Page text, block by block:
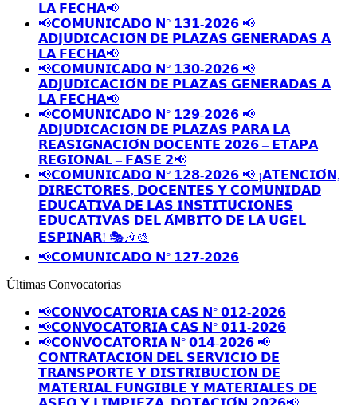
𝗟𝗔 𝗙𝗘𝗖𝗛𝗔📢
📢𝗖𝗢𝗠𝗨𝗡𝗜𝗖𝗔𝗗𝗢 𝗡° 𝟭𝟯𝟭-𝟮𝟬𝟮𝟲 📢
𝗔𝗗𝗝𝗨𝗗𝗜𝗖𝗔𝗖𝗜𝗢́𝗡 𝗗𝗘 𝗣𝗟𝗔𝗭𝗔𝗦 𝗚𝗘𝗡𝗘𝗥𝗔𝗗𝗔𝗦 𝗔
𝗟𝗔 𝗙𝗘𝗖𝗛𝗔📢
📢𝗖𝗢𝗠𝗨𝗡𝗜𝗖𝗔𝗗𝗢 𝗡° 𝟭𝟯𝟬-𝟮𝟬𝟮𝟲 📢
𝗔𝗗𝗝𝗨𝗗𝗜𝗖𝗔𝗖𝗜𝗢́𝗡 𝗗𝗘 𝗣𝗟𝗔𝗭𝗔𝗦 𝗚𝗘𝗡𝗘𝗥𝗔𝗗𝗔𝗦 𝗔
𝗟𝗔 𝗙𝗘𝗖𝗛𝗔📢
📢𝗖𝗢𝗠𝗨𝗡𝗜𝗖𝗔𝗗𝗢 𝗡° 𝟭𝟮𝟵-𝟮𝟬𝟮𝟲 📢
𝗔𝗗𝗝𝗨𝗗𝗜𝗖𝗔𝗖𝗜𝗢́𝗡 𝗗𝗘 𝗣𝗟𝗔𝗭𝗔𝗦 𝗣𝗔𝗥𝗔 𝗟𝗔
𝗥𝗘𝗔𝗦𝗜𝗚𝗡𝗔𝗖𝗜𝗢́𝗡 𝗗𝗢𝗖𝗘𝗡𝗧𝗘 𝟮𝟬𝟮𝟲 – 𝗘𝗧𝗔𝗣𝗔
𝗥𝗘𝗚𝗜𝗢𝗡𝗔𝗟 – 𝗙𝗔𝗦𝗘 𝟮📢
📢𝗖𝗢𝗠𝗨𝗡𝗜𝗖𝗔𝗗𝗢 𝗡° 𝟭𝟮𝟴-𝟮𝟬𝟮𝟲 📢 ¡𝗔𝗧𝗘𝗡𝗖𝗜𝗢́𝗡,
𝗗𝗜𝗥𝗘𝗖𝗧𝗢𝗥𝗘𝗦, 𝗗𝗢𝗖𝗘𝗡𝗧𝗘𝗦 𝗬 𝗖𝗢𝗠𝗨𝗡𝗜𝗗𝗔𝗗
𝗘𝗗𝗨𝗖𝗔𝗧𝗜𝗩𝗔 𝗗𝗘 𝗟𝗔𝗦 𝗜𝗡𝗦𝗧𝗜𝗧𝗨𝗖𝗜𝗢𝗡𝗘𝗦
𝗘𝗗𝗨𝗖𝗔𝗧𝗜𝗩𝗔𝗦 𝗗𝗘𝗟 𝗔́𝗠𝗕𝗜𝗧𝗢 𝗗𝗘 𝗟𝗔 𝗨𝗚𝗘𝗟
𝗘𝗦𝗣𝗜𝗡𝗔𝗥! 🎭🎶🎨
📢𝗖𝗢𝗠𝗨𝗡𝗜𝗖𝗔𝗗𝗢 𝗡° 𝟭𝟮𝟳-𝟮𝟬𝟮𝟲
Últimas Convocatorias
📢𝗖𝗢𝗡𝗩𝗢𝗖𝗔𝗧𝗢𝗥𝗜𝗔 𝗖𝗔𝗦 𝗡° 𝟬𝟭𝟮-𝟮𝟬𝟮𝟲
📢𝗖𝗢𝗡𝗩𝗢𝗖𝗔𝗧𝗢𝗥𝗜𝗔 𝗖𝗔𝗦 𝗡° 𝟬𝟭𝟭-𝟮𝟬𝟮𝟲
📢𝗖𝗢𝗡𝗩𝗢𝗖𝗔𝗧𝗢𝗥𝗜𝗔 𝗡° 𝟬𝟭𝟰-𝟮𝟬𝟮𝟲 📢
𝗖𝗢𝗡𝗧𝗥𝗔𝗧𝗔𝗖𝗜𝗢́𝗡 𝗗𝗘𝗟 𝗦𝗘𝗥𝗩𝗜𝗖𝗜𝗢 𝗗𝗘
𝗧𝗥𝗔𝗡𝗦𝗣𝗢𝗥𝗧𝗘 𝗬 𝗗𝗜𝗦𝗧𝗥𝗜𝗕𝗨𝗖𝗜𝗢𝗡 𝗗𝗘
𝗠𝗔𝗧𝗘𝗥𝗜𝗔𝗟 𝗙𝗨𝗡𝗚𝗜𝗕𝗟𝗘 𝗬 𝗠𝗔𝗧𝗘𝗥𝗜𝗔𝗟𝗘𝗦 𝗗𝗘